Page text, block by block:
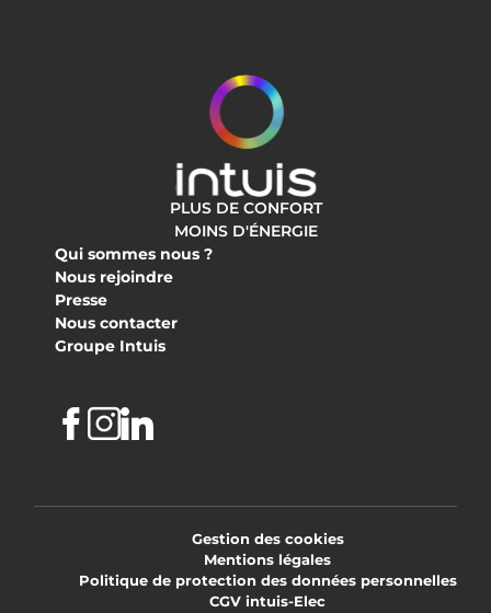
PLUS DE CONFORT
MOINS D'ÉNERGIE
Qui sommes nous ?
Nous rejoindre
Presse
Nous contacter
Groupe Intuis
Facebook
Instagram
Linkedin
Gestion des cookies
Mentions légales
Politique de protection des données personnelles
CGV intuis-Elec